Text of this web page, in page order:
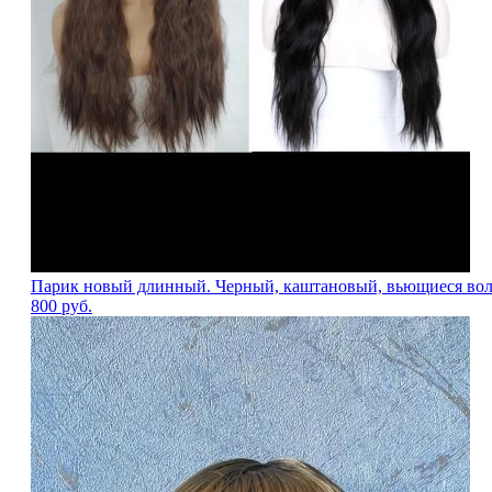
Парик новый длинный. Черный, каштановый, вьющиеся
800 руб.